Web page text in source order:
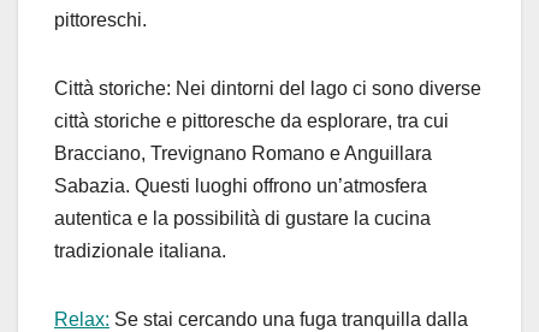
pittoreschi.
Città storiche: Nei dintorni del lago ci sono diverse
città storiche e pittoresche da esplorare, tra cui
Bracciano, Trevignano Romano e Anguillara
Sabazia. Questi luoghi offrono un’atmosfera
autentica e la possibilità di gustare la cucina
tradizionale italiana.
Relax: Se stai cercando una fuga tranquilla dalla